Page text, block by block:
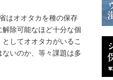
はオオタカを種の保存
除可能なほど十分な個
してオオタカがいるこ
いのか、等々課題は多